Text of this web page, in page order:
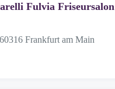
Fulvia Friseursalon
Frankfurt am Main